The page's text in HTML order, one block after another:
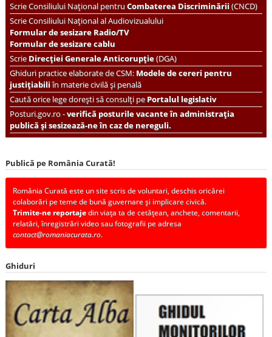
ScrieConsiliului Național pentruCombaterea Discriminării(CNCD)
Scrie Consiliului Național al Audiovizualului
Formular de sesizare Radio/TV
Formular de sesizare cablu
ScrieDirecției Generale Anticorupție(DGA)
Ghiduri practice elaborate de CSM: Modele de cereri pentru
justițiabiliîn materie civilă și penală
Caută orice lege dorești să consulți pePortalul legislativ
Posturi.gov.ro -verifică posturile vacante în administrația
publică și sesizează-ne în caz de nereguli.
Publică pe România Curată!
România Curată este un site scris de voluntari, deschis oricărei
colaborări pe teme de bună guvernare și implicare civică.
Trimite-ne reportajedin viața ta de cetățean, anchete, comentarii,
relatări, înregistrări video sau fotografii pe adresa
contact@romaniacurata.ro.
Ghiduri